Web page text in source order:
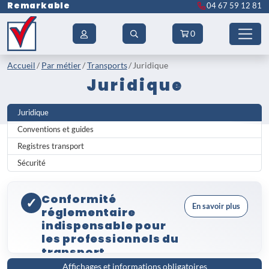
Remarkable 04 67 59 12 81
0
Accueil Par métier Transports Juridique
Juridique
Juridique
Conventions et guides
Registres transport
Sécurité
✓ Conformité
réglementaire
indispensable pour
les professionnels du
transport
En savoir plus
Affichages et informations obligatoires